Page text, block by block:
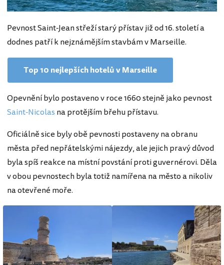
Pevnost Saint-Jean střeží starý přístav již od 16. století a
dodnes patří k nejznámějším stavbám v Marseille.
Top 10 nejlepších hotelů v Marseille
Opevnění bylo postaveno v roce 1660 stejně jako pevnost
Saint-Nicolas na protějším břehu přístavu.
Oficiálně sice byly obě pevnosti postaveny na obranu
města před nepřátelskými nájezdy, ale jejich pravý důvod
byla spíš reakce na místní povstání proti guvernérovi. Děla
v obou pevnostech byla totiž namířena na město a nikoliv
na otevřené moře.